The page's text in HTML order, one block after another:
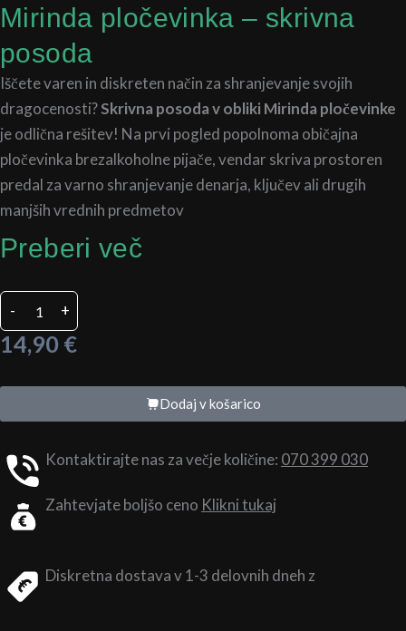
Mirinda pločevinka – skrivna
posoda
Iščete varen in diskreten način za shranjevanje svojih
dragocenosti?Skrivna posoda v obliki Mirinda pločevinke
je odlična rešitev! Na prvi pogled popolnoma običajna
pločevinka brezalkoholne pijače, vendar skriva prostoren
predal za varno shranjevanje denarja, ključev ali drugih
manjših vrednih predmetov
Preberi več
-
Mirinda
pločevinka
-
skrivna
količina
+
14,90 €
Dodaj v košarico
Kontaktirajte nas za večje količine: 070 399 030
Zahtevjate boljšo ceno Klikni tukaj
Diskretna dostava v 1-3 delovnih dneh z